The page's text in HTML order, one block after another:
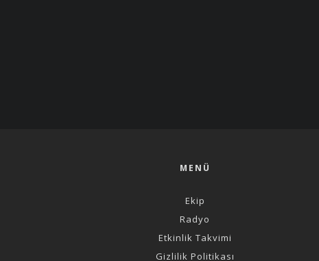
MENÜ
Ekip
Radyo
Etkinlik Takvimi
Gizlilik Politikası